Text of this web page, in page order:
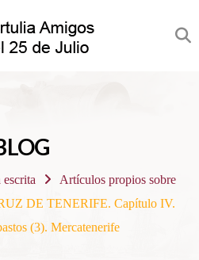
Artículos propios sobre
DE TENERIFE. Capítulo IV.
(3). Mercatenerife